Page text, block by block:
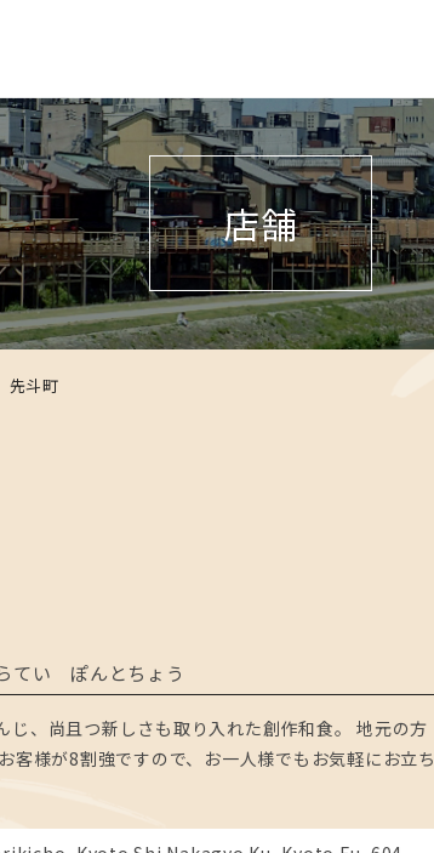
店舗
先斗町
てい ぽんとちょう
、尚且つ新しさも取り入れた創作和食。 地元の方
客様が8割強ですので、お一人様でもお気軽にお立ち